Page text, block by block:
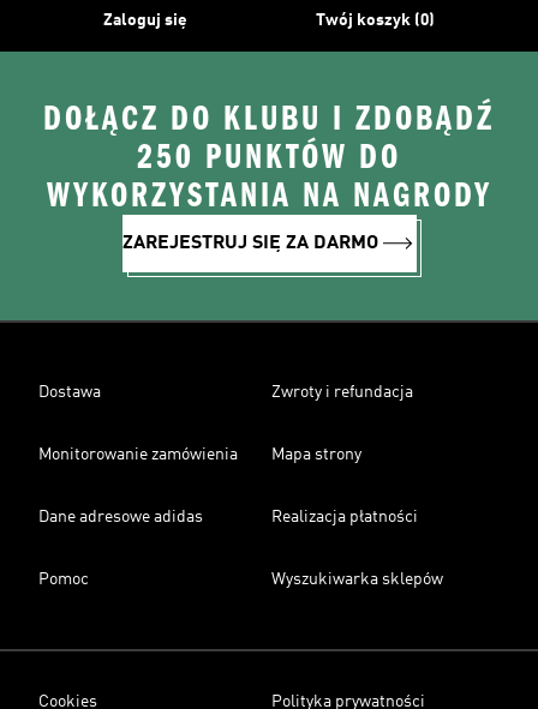
Zaloguj się Twój koszyk (0)
DOŁĄCZ DO KLUBU I ZDOBĄDŹ
250 PUNKTÓW DO
WYKORZYSTANIA NA NAGRODY
ZAREJESTRUJ SIĘ ZA DARMO
Dostawa Zwroty i refundacja
Monitorowanie zamówienia Mapa strony
Dane adresowe adidas Realizacja płatności
Pomoc Wyszukiwarka sklepów
Cookies Polityka prywatności